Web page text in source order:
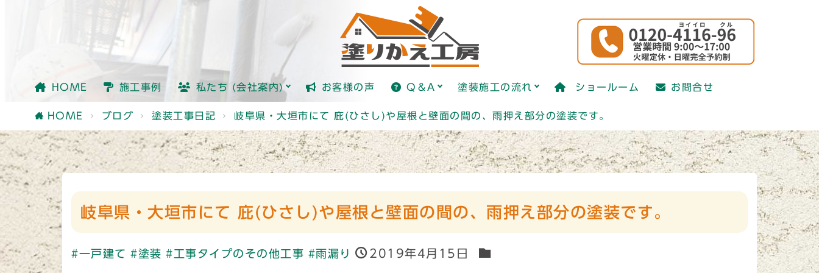
HOME 施工事例 私たち (会社案内)
他社との違い
社員紹介
会社情報
お客様の声 Q＆A
全国標準価格ガイド(日本塗りかえ研究会)
塗装施工の流れ
塗装とは？
ショールーム お問合せ
HOME ブログ 塗装工事日記 岐阜県・大垣市にて 庇(ひさし)や屋根と壁面の間の、雨押え部分の塗装です。
岐阜県・大垣市にて 庇(ひさし)や屋根と壁面の間の、雨押え部分の塗装です。
#一戸建て #塗装 #工事タイプのその他工事 #雨漏り 2019年4月15日
全国標準価格ガイド(日本塗りかえ研究会)